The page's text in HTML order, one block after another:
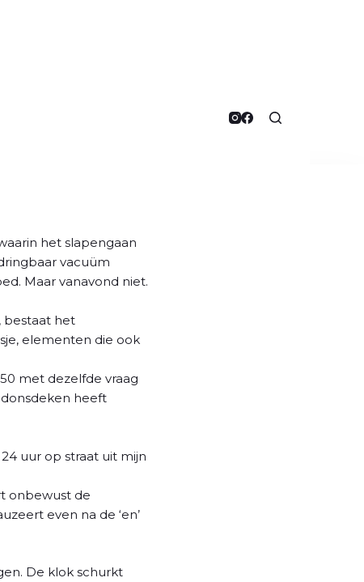
het slapengaan
vacuüm
Maar vanavond niet.
bestaat het
elementen die ook
met dezelfde vraag
heeft
uur op straat uit mijn
onbewust de
even na de ‘en’
De klok schurkt